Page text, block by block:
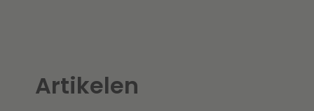
Artikelen